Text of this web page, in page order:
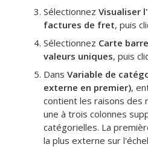
Sélectionnez Visualiser
factures de fret, puis
Sélectionnez Carte
valeurs uniques, puis
Dans Variable de
externe en premier),
contient les raisons des
une à trois colonnes
catégorielles. La
la plus externe sur